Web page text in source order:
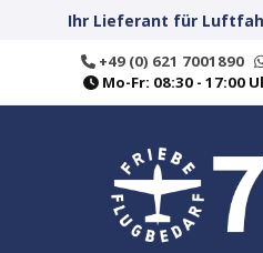
springenIhr Lieferant für
+49 (0) 621 7001890
Mo-Fr: 08:30 - 17:00